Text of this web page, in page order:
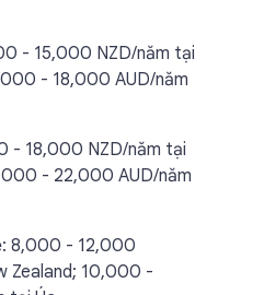
- 15,000 NZD/năm tại
- 18,000 AUD/năm
- 18,000 NZD/năm tại
- 22,000 AUD/năm
8,000 - 12,000
Zealand; 10,000 -